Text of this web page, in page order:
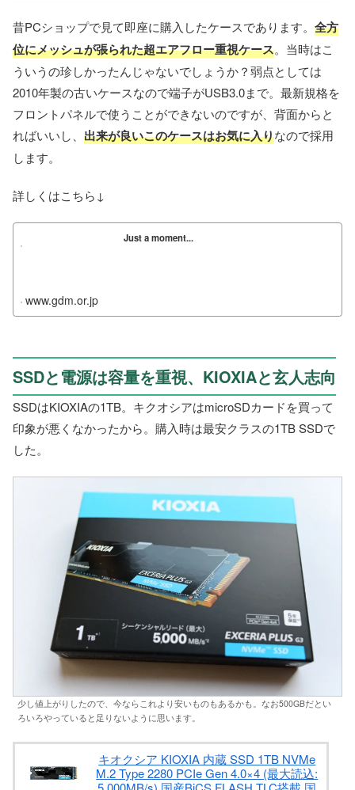
昔PCショップで見て即座に購入したケースであります。 全方
位にメッシュが張られた超エアフロー重視ケース。当時はこ
ういうの珍しかったんじゃないでしょうか？弱点としては
2010年製の古いケースなので端子がUSB3.0まで。最新規格を
フロントパネルで使うことができないのですが、背面からと
ればいいし、 出来が良いこのケースはお気に入りなので採用
します。
詳しくはこちら↓
Just a moment...
www.gdm.or.jp
SSDと電源は容量を重視、KIOXIAと玄人志向
SSDはKIOXIAの1TB。キクオシアはmicroSDカードを買って
印象が悪くなかったから。購入時は最安クラスの1TB SSDで
した。
少し値上がりしたので、今ならこれより安いものもあるかも。なお500GBだとい
ろいろやっていると足りないように思います。
キオクシア KIOXIA 内蔵 SSD 1TB NVMe
M.2 Type 2280 PCIe Gen 4.0×4 (最大読込: